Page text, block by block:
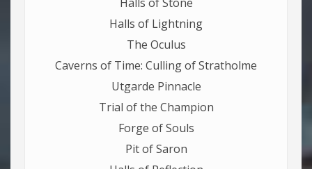
Halls of Lightning
The Oculus
Caverns of Time: Culling of Stratholme
Utgarde Pinnacle
Trial of the Champion
Forge of Souls
Pit of Saron